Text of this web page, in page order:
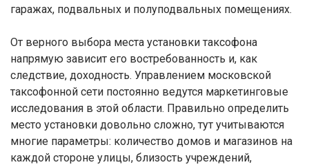
гаражах, подвальных и полуподвальных помещениях.
От верного выбора места установки таксофона
напрямую зависит его востребованность и, как
следствие, доходность. Управлением московской
таксофонной сети постоянно ведутся маркетинговые
исследования в этой области. Правильно определить
место установки довольно сложно, тут учитываются
многие параметры: количество домов и магазинов на
каждой стороне улицы, близость учреждений,